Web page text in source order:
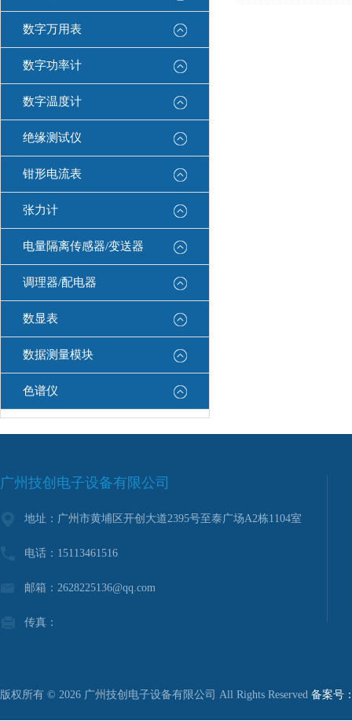
数字万用表
数字功率计
数字温度计
绝缘测试仪
钳形电流表
张力计
电量隔离传感器/变送器
调理器/配电器
数显表
数据测量模块
色谱仪
广州技创电子设备有限公司
地址：广州市黄埔区开创大道2395号至泰广场A2栋1104室
电话：15113461516
邮箱：2628225136@qq.com
传真：
版权所有 © 2026 广州技创电子设备有限公司 All Rights Reserved 备案号